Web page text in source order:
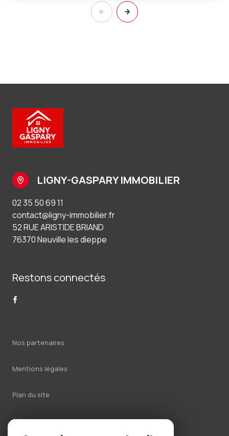
LIGNY-GASPARY IMMOBILIER
02 35 50 69 11
contact@ligny-immobilier.fr
52 RUE ARISTIDE BRIAND
76370 Neuville les dieppe
Restons connectés
Nos partenaires
Mentions légales
Plan du site
Admin